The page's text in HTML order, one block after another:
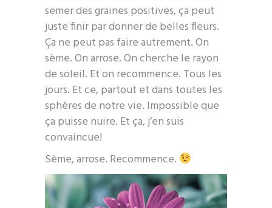
semer des graines positives, ça peut
juste finir par donner de belles fleurs.
Ça ne peut pas faire autrement. On
sème. On arrose. On cherche le rayon
de soleil. Et on recommence. Tous les
jours. Et ce, partout et dans toutes les
sphères de notre vie. Impossible que
ça puisse nuire. Et ça, j’en suis
convaincue!
Sème, arrose. Recommence.